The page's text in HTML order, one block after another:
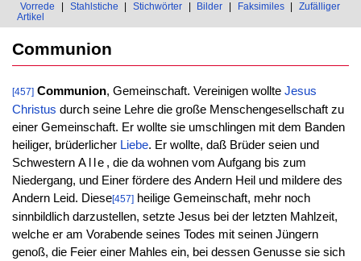
Vorrede Stahlstiche Stichwörter Bilder Faksimiles
Zufälliger
Artikel
Communion
[457] Communion, Gemeinschaft. Vereinigen wollte Jesus
Christus durch seine Lehre die große Menschengesellschaft zu
einer Gemeinschaft. Er wollte sie umschlingen mit dem Banden
heiliger, brüderlicher Liebe. Er wollte, daß Brüder seien und
Schwestern Alle , die da wohnen vom Aufgang bis zum
Niedergang, und Einer fördere des Andern Heil und mildere des
Andern Leid. Diese[457]heilige Gemeinschaft, mehr noch
sinnbildlich darzustellen, setzte Jesus bei der letzten Mahlzeit,
welche er am Vorabende seines Todes mit seinen Jüngern
genoß, die Feier einer Mahles ein, bei dessen Genusse sie sich